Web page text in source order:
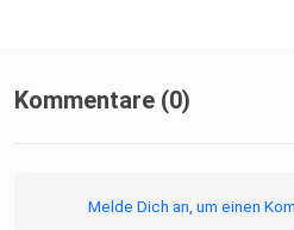
Kommentare (0)
Melde Dich an, um einen